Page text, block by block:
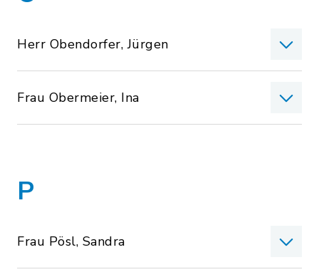
Herr Obendorfer, Jürgen
Frau Obermeier, Ina
P
Frau Pösl, Sandra